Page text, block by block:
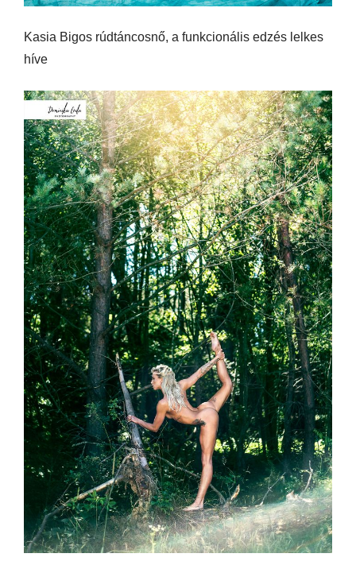
Kasia Bigos rúdtáncosnő, a funkcionális edzés lelkes
híve